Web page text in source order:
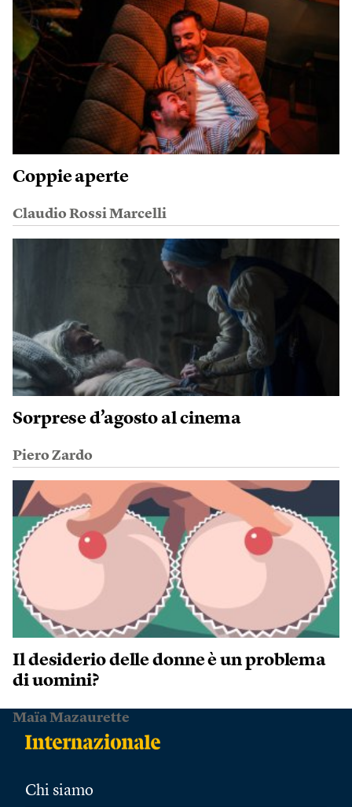
Coppie aperte
Claudio Rossi Marcelli
Sorprese d’agosto al cinema
Piero Zardo
Il desiderio delle donne è un problema
di uomini?
Maïa Mazaurette
Chi siamo